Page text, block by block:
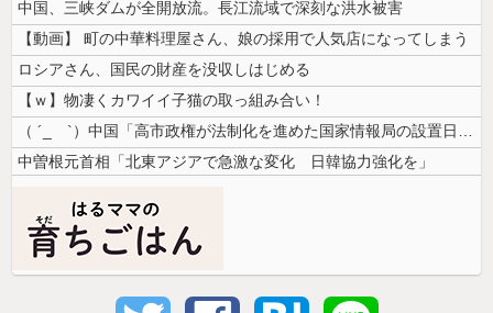
中国、三峡ダムが全開放流。長江流域で深刻な洪水被害
【動画】 町の中華料理屋さん、娘の採用で人気店になってしまう
ロシアさん、国民の財産を没収しはじめる
【ｗ】物凄くカワイイ子猫の取っ組み合い！
（ ´_ゝ`）中国「高市政権が法制化を進めた国家情報局の設置日が7月3...
中曽根元首相「北東アジアで急激な変化 日韓協力強化を」